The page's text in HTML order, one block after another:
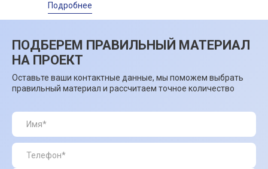
Подробнее
ПОДБЕРЕМ ПРАВИЛЬНЫЙ МАТЕРИАЛ
НА ПРОЕКТ
Оставьте ваши контактные данные, мы поможем выбрать
правильный материал и рассчитаем точное количество